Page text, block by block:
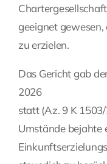
geeignet gewesen,
zu erzielen.
Das Gericht gab
2026
statt (Az. 9 K
Umstände bejahte